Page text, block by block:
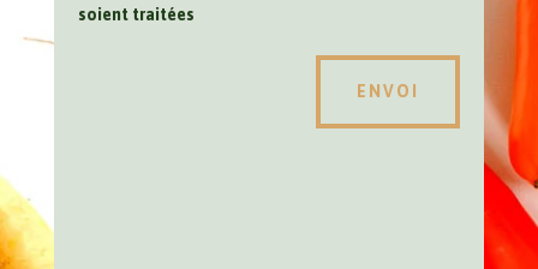
soient traitées
ENVOI